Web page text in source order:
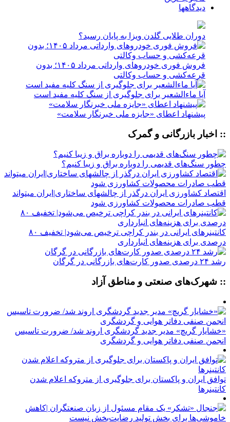
دیدگاهها
دوران طلایی گلدن ویزا به پایان رسید؟
فروش فوری خودروهای وارداتی مرداد ۱۴۰۵؛ بدون
قرعه‌کشی و حساب وکالتی
آیا ماءالشعیر برای جلوگیری از سنگ کلیه مفید است
پیشنهاد اعطای «جایزه ملی خبرنگار سلامت»
:: اخبار بازرگانی و گمرک
چطور سنگ‌های قدیمی را دوباره براق و زیبا کنیم؟
اقتصاد کشاورزی ایران درگذر از چالشهای ساختاری|ایران میتواند
قطب صادرات محصولات کشاورزی شود
کانتینرهای ایرانی در بندر کراچی ترخیص می‌شود| تخفیف ۸۰
درصدی برای هزینه‌های انبارداری
رشد ۲۴ درصدی صدور کارت‌های بازرگانی در گرگان
:: شهرک‌های صنعتی و مناطق آزاد
«خشایار گریچ» مدیر جدید گردشگری اروند شد/ ضرورت تاسیس
انجمن صنفی دفاتر هوایی و گردشگری
توافق ایران و پاکستان برای جلوگیری از متروکه اعلام شدن
کانتینرها